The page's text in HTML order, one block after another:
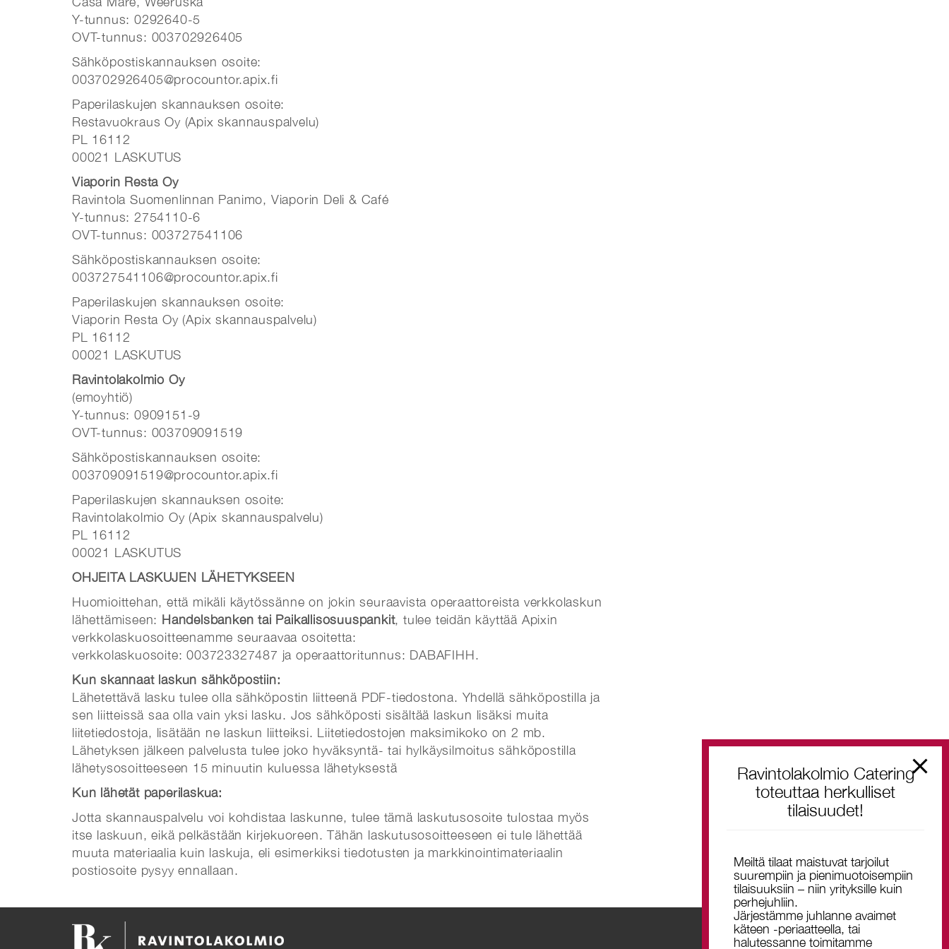
Y-tunnus: 0292640-5
OVT-tunnus: 003702926405
Sähköpostiskannauksen osoite:
003702926405@procountor.apix.fi
Paperilaskujen skannauksen osoite:
Restavuokraus Oy (Apix skannauspalvelu)
PL 16112
00021 LASKUTUS
Viaporin Resta Oy
Ravintola Suomenlinnan Panimo, Viaporin Deli & Café
Y-tunnus: 2754110-6
OVT-tunnus: 003727541106
Sähköpostiskannauksen osoite:
003727541106@procountor.apix.fi
Paperilaskujen skannauksen osoite:
Viaporin Resta Oy (Apix skannauspalvelu)
PL 16112
00021 LASKUTUS
Ravintolakolmio Oy
(emoyhtiö)
Y-tunnus: 0909151-9
OVT-tunnus: 003709091519
Sähköpostiskannauksen osoite:
003709091519@procountor.apix.fi
Paperilaskujen skannauksen osoite:
Ravintolakolmio Oy (Apix skannauspalvelu)
PL 16112
00021 LASKUTUS
OHJEITA LASKUJEN LÄHETYKSEEN
Huomioittehan, että mikäli käytössänne on jokin seuraavista operaattoreista verkkolaskun
lähettämiseen: Handelsbanken tai Paikallisosuuspankit, tulee teidän käyttää Apixin
verkkolaskuosoitteenamme seuraavaa osoitetta:
verkkolaskuosoite: 003723327487 ja operaattoritunnus: DABAFIHH.
Kun skannaat laskun sähköpostiin:
Lähetettävä lasku tulee olla sähköpostin liitteenä PDF-tiedostona. Yhdellä sähköpostilla ja
sen liitteissä saa olla vain yksi lasku. Jos sähköposti sisältää laskun lisäksi muita
liitetiedostoja, lisätään ne laskun liitteiksi. Liitetiedostojen maksimikoko on 2 mb.
Lähetyksen jälkeen palvelusta tulee joko hyväksyntä- tai hylkäysilmoitus sähköpostilla
lähetysosoitteeseen 15 minuutin kuluessa lähetyksestä
Kun lähetät paperilaskua:
Jotta skannauspalvelu voi kohdistaa laskunne, tulee tämä laskutusosoite tulostaa myös
itse laskuun, eikä pelkästään kirjekuoreen. Tähän laskutusosoitteeseen ei tule lähettää
muuta materiaalia kuin laskuja, eli esimerkiksi tiedotusten ja markkinointimateriaalin
postiosoite pysyy ennallaan.
TILAA UUTISKIRJE
Ravintolakolmio Catering
toteuttaa herkulliset
tilaisuudet!
Meiltä tilaat maistuvat tarjoilut
suurempiin ja pienimuotoisempiin
tilaisuuksiin – niin yrityksille kuin
perhejuhliin.
Järjestämme juhlanne avaimet
käteen -periaatteella, tai
halutessanne toimitamme